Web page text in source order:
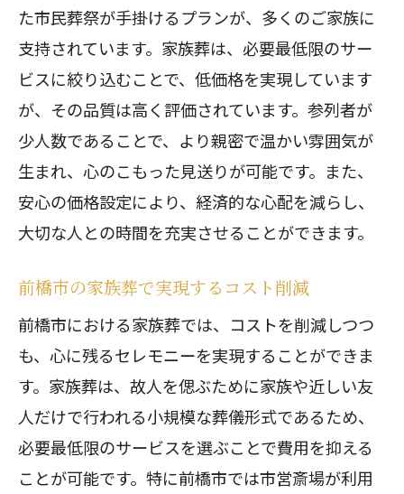
た市民葬祭が手掛けるプランが、多くのご家族に
支持されています。家族葬は、必要最低限のサー
ビスに絞り込むことで、低価格を実現しています
が、その品質は高く評価されています。参列者が
少人数であることで、より親密で温かい雰囲気が
生まれ、心のこもった見送りが可能です。また、
安心の価格設定により、経済的な心配を減らし、
大切な人との時間を充実させることができます。
前橋市の家族葬で実現するコスト削減
前橋市における家族葬では、コストを削減しつつ
も、心に残るセレモニーを実現することができま
す。家族葬は、故人を偲ぶために家族や近しい友
人だけで行われる小規模な葬儀形式であるため、
必要最低限のサービスを選ぶことで費用を抑える
ことが可能です。特に前橋市では市営斎場が利用